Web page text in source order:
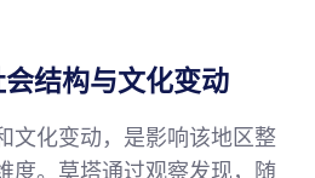
结构与文化变动
文化变动，是影响该地区整
度。莫塔通过观察发现，随